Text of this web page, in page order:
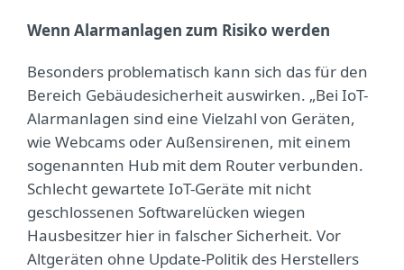
Wenn Alarmanlagen zum Risiko werden
Besonders problematisch kann sich das für den
Bereich Gebäudesicherheit auswirken. „Bei IoT-
Alarmanlagen sind eine Vielzahl von Geräten,
wie Webcams oder Außensirenen, mit einem
sogenannten Hub mit dem Router verbunden.
Schlecht gewartete IoT-Geräte mit nicht
geschlossenen Softwarelücken wiegen
Hausbesitzer hier in falscher Sicherheit. Vor
Altgeräten ohne Update-Politik des Herstellers